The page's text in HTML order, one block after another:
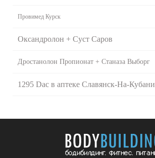
Провимед Курск
Оксандролон + Суст Саров
Дростанолон Пропионат + Станаза Выборг
1295 Dac в аптеке Славянск-На-Кубани